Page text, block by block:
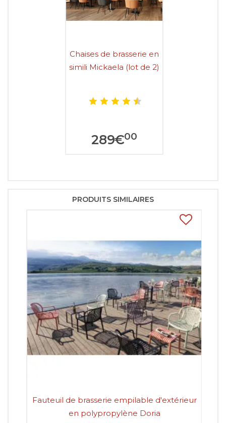
Chaises de brasserie en
simili Mickaela (lot de 2)
289€00
PRODUITS SIMILAIRES
Fauteuil de brasserie empilable d'extérieur
en polypropylène Doria